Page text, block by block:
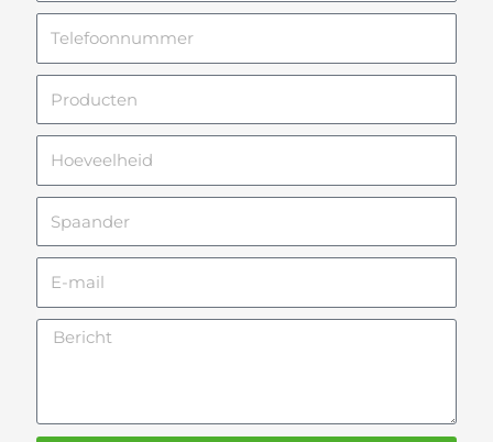
Bericht